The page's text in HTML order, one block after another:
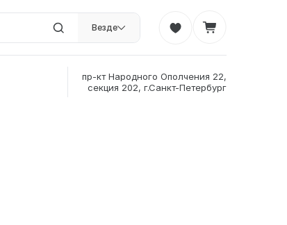
Везде
пр-кт Народного Ополчения 22,
секция 202, г.Санкт-Петербург